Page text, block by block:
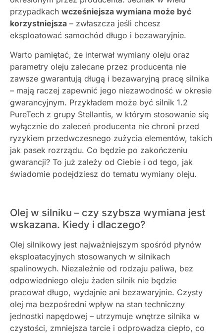
przypadkach wcześniejsza wymiana może być
korzystniejsza – zwłaszcza jeśli chcesz
eksploatować samochód długo i bezawaryjnie.
Warto pamiętać, że interwał wymiany oleju oraz
parametry oleju zalecane przez producenta nie
zawsze gwarantują długą i bezawaryjną pracę silnika
– mają raczej zapewnić jego niezawodność w okresie
gwarancyjnym. Przykładem może być silnik 1.2
PureTech z grupy Stellantis, w którym stosowanie się
wyłącznie do zaleceń producenta nie chroni przed
ryzykiem przedwczesnego zużycia elementów, takich
jak pasek rozrządu. Co będzie po zakończeniu
gwarancji? To już zależy od Ciebie i od tego, jak
świadomie podejdziesz do tematu wymiany oleju.
Olej w silniku – czy szybsza wymiana jest
wskazana. Kiedy i dlaczego?
Olej silnikowy jest najważniejszym spośród płynów
eksploatacyjnych stosowanych w silnikach
spalinowych. Niezależnie od rodzaju paliwa, bez
odpowiedniego oleju żaden silnik nie będzie
pracował długo, wydajnie ani bezawaryjnie. Czysty
olej ma bezpośredni wpływ na stan techniczny
jednostki napędowej – utrzymuje wnętrze silnika w
czystości, zmniejsza tarcie i odprowadza ciepło, co